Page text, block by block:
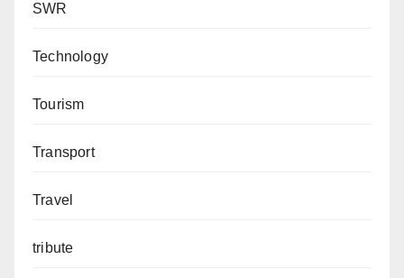
SWR
Technology
Tourism
Transport
Travel
tribute